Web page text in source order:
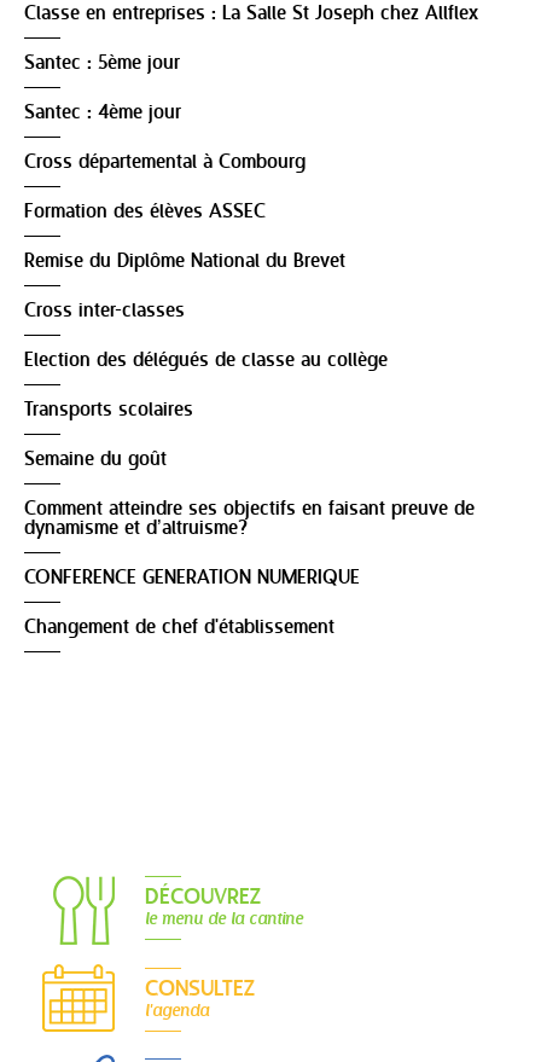
Classe en entreprises : La Salle St Joseph chez Allflex
Santec : 5ème jour
Santec : 4ème jour
Cross départemental à Combourg
Formation des élèves ASSEC
Remise du Diplôme National du Brevet
Cross inter-classes
Election des délégués de classe au collège
Transports scolaires
Semaine du goût
Comment atteindre ses objectifs en faisant preuve de
dynamisme et d’altruisme?
CONFERENCE GENERATION NUMERIQUE
Changement de chef d'établissement
DÉCOUVREZ
le menu de la cantine
CONSULTEZ
l'agenda